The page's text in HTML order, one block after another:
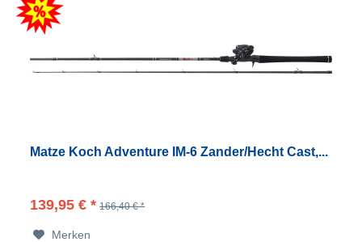
Matze Koch Adventure IM-6 Zander/Hecht Cast,...
139,95 € * 166,40 € *
Merken